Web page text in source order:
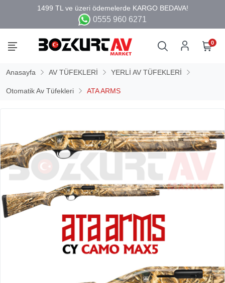
0555 960 6271
0
Anasayfa AV TÜFEKLERİ YERLİ AV TÜFEKLERİ
Otomatik Av Tüfekleri ATA ARMS